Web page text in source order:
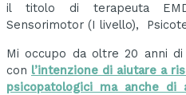
il titolo di terapeuta
Sensorimotor (I livello),
Mi occupo da oltre 20 anni
con l’intenzione di aiutare a
psicopatologici ma anche di